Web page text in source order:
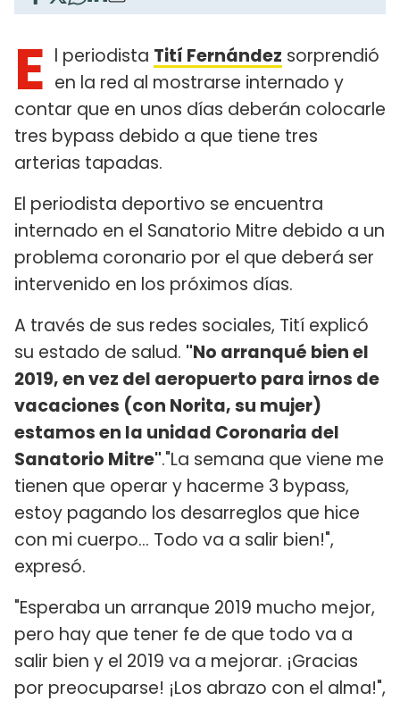
E l periodista Tití Fernández sorprendió
en la red al mostrarse internado y
contar que en unos días deberán colocarle
tres bypass debido a que tiene tres
arterias tapadas.
El periodista deportivo se encuentra
internado en el Sanatorio Mitre debido a un
problema coronario por el que deberá ser
intervenido en los próximos días.
A través de sus redes sociales, Tití explicó
su estado de salud. "No arranqué bien el
2019, en vez del aeropuerto para irnos de
vacaciones (con Norita, su mujer)
estamos en la unidad Coronaria del
Sanatorio Mitre"."La semana que viene me
tienen que operar y hacerme 3 bypass,
estoy pagando los desarreglos que hice
con mi cuerpo... Todo va a salir bien!",
expresó.
"Esperaba un arranque 2019 mucho mejor,
pero hay que tener fe de que todo va a
salir bien y el 2019 va a mejorar. ¡Gracias
por preocuparse! ¡Los abrazo con el alma!",